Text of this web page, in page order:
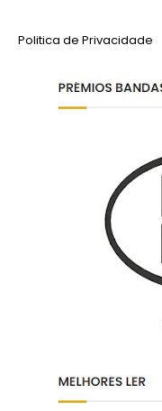
Politica de Privacidade